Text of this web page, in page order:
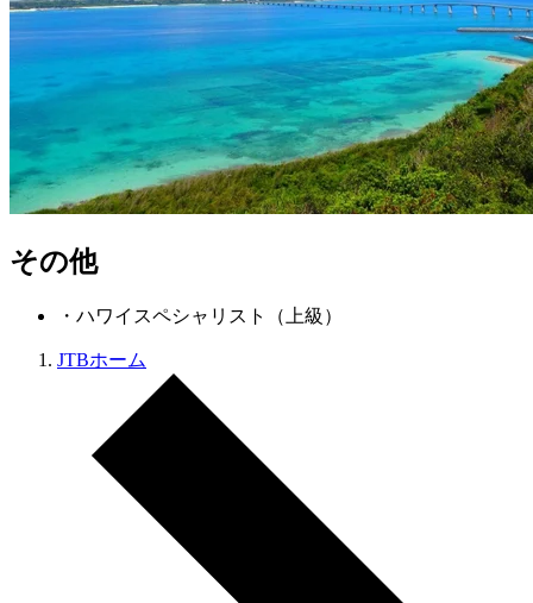
その他
・ハワイスペシャリスト（上級）
JTBホーム